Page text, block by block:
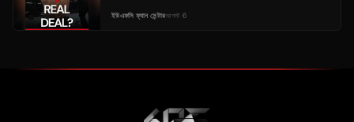
ইউএফসি ফ্যান সেন্টারআগস্ট 6